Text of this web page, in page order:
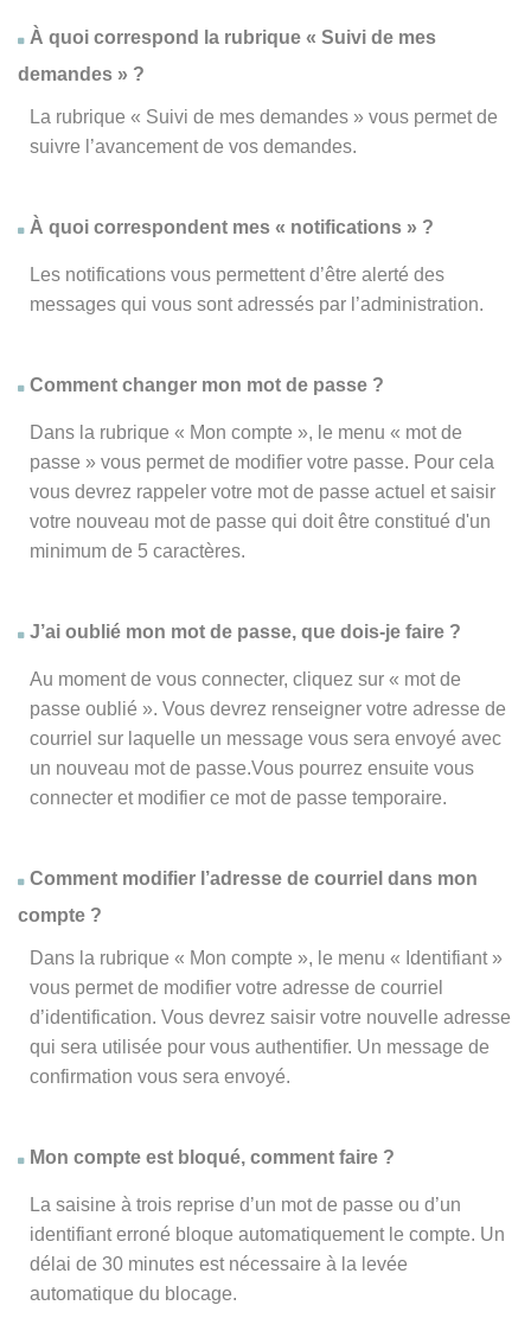
À quoi correspond la rubrique « Suivi de mes
demandes » ?
La rubrique « Suivi de mes demandes » vous permet de
suivre l’avancement de vos demandes.
À quoi correspondent mes « notifications » ?
Les notifications vous permettent d’être alerté des
messages qui vous sont adressés par l’administration.
Comment changer mon mot de passe ?
Dans la rubrique « Mon compte », le menu « mot de
passe » vous permet de modifier votre passe. Pour cela
vous devrez rappeler votre mot de passe actuel et saisir
votre nouveau mot de passe qui doit être constitué d'un
minimum de 5 caractères.
J’ai oublié mon mot de passe, que dois-je faire ?
Au moment de vous connecter, cliquez sur « mot de
passe oublié ». Vous devrez renseigner votre adresse de
courriel sur laquelle un message vous sera envoyé avec
un nouveau mot de passe.Vous pourrez ensuite vous
connecter et modifier ce mot de passe temporaire.
Comment modifier l’adresse de courriel dans mon
compte ?
Dans la rubrique « Mon compte », le menu « Identifiant »
vous permet de modifier votre adresse de courriel
d’identification. Vous devrez saisir votre nouvelle adresse
qui sera utilisée pour vous authentifier. Un message de
confirmation vous sera envoyé.
Mon compte est bloqué, comment faire ?
La saisine à trois reprise d’un mot de passe ou d’un
identifiant erroné bloque automatiquement le compte. Un
délai de 30 minutes est nécessaire à la levée
automatique du blocage.